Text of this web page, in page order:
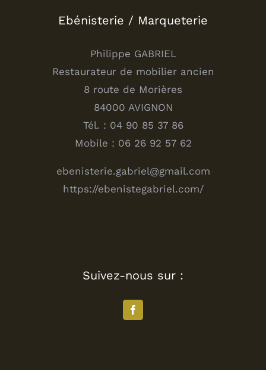
Ebénisterie / Marqueterie
Philippe GABRIEL
Restaurateur de mobilier ancien
8 route de Morières
84000 AVIGNON
Tél. : 04 90 85 37 86
Mobile : 06 26 92 57 62
ebenisterie.gabriel@gmail.com
https://ebenistegabriel.com/
Suivez-nous sur :